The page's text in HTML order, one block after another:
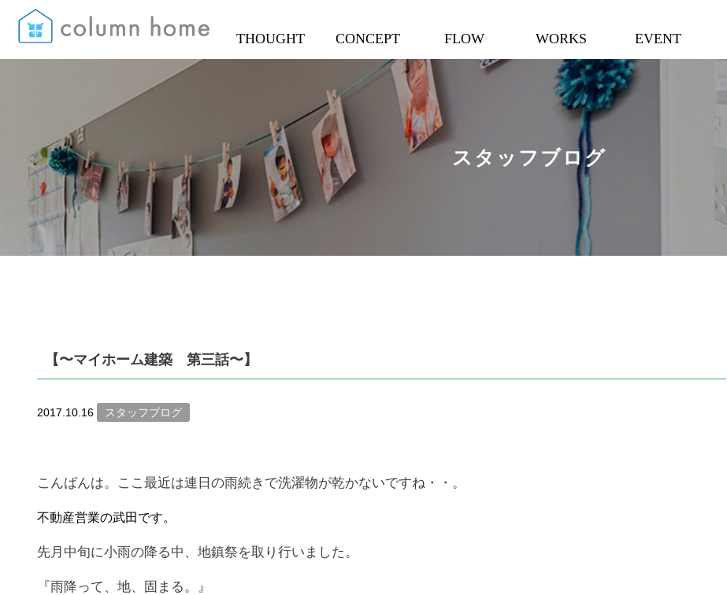
THOUGHT CONCEPT FLOW WORKS EVENT
スタッフブログ
【〜マイホーム建築 第三話〜】
2017.10.16 スタッフブログ
こんばんは。ここ最近は連日の雨続きで洗濯物が乾かないですね・・。
不動産営業の武田です。
先月 中旬に小雨の降る中、地鎮祭を取り行いました。
『雨降って、地、固まる。』